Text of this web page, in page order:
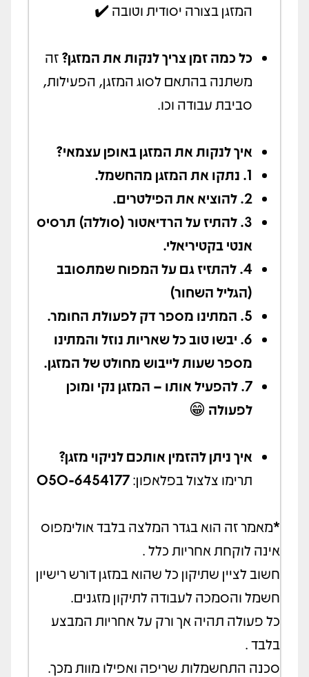
המזגן בצורה יסודית וטובה ✔️
כל כמה זמן צריך לנקות את המזגן?זה
משתנה בהתאם לסוג המזגן, הפעילות,
סביבת עבודה וכו.
איך לנקות את המזגן באופן עצמאי?
1. נתקו את המזגן מהחשמל.
2. להוציא את הפילטרים.
3. להתיז על הרדיאטור (סוללה) תרסיס
אנטי בקטיריאלי.
4. להתזיז גם על המפוח שמתסובב
(הגליל השחור)
5. המתינו מספר דק לפעולת החומר.
6. יבשו טוב כל שאריות נוזל והמתינו
מספר שעות לייבוש מחולט של המזגן.
7. להפעיל אותו – המזגן נקי ומוכן
לפעולה 😁
איך ניתן להזמין אותכם לניקוי מזגן?
תרימו צלצול בפלאפון:050-6454177
*מאמר זה הוא בגדר המלצה בלבד אולימפוס
אינה לוקחת אחריות כלל .
חשוב לציין שתיקון כל שהוא במזגן דורש רישיון
חשמל והסמכה לעבודה לתיקון מזגנים.
כל פעולה תהיה אך ורק על אחריות המבצע
בלבד .
סכנה התחשמלות שריפה ואפילו מוות מכך.